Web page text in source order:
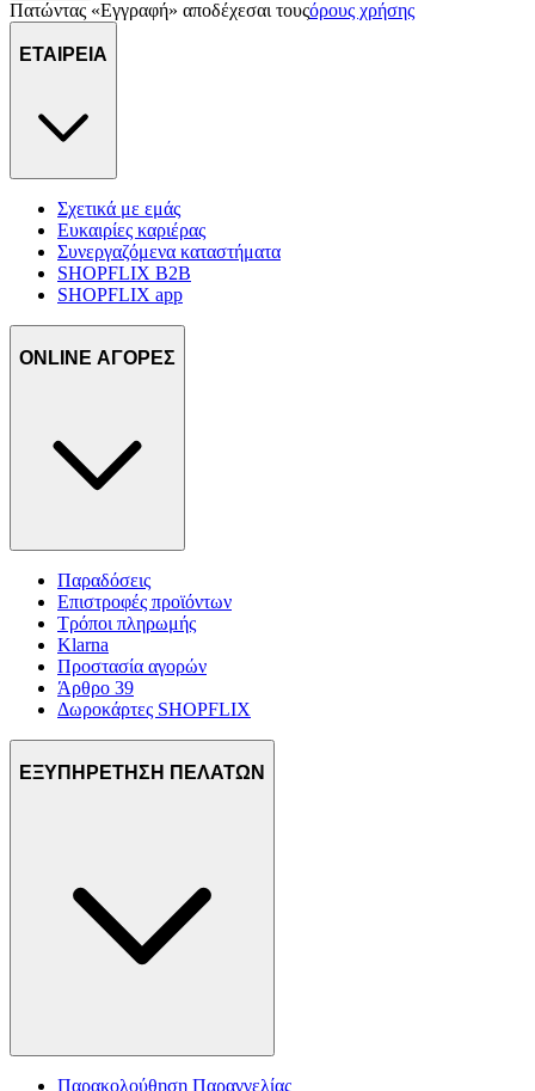
τοποθεσίας μας στους συνεργάτες μέσων κοινωνικής
Πατώντας «Εγγραφή» αποδέχεσαι τουςόρους χρήσης
ΕΤΑΙΡΕΙΑ
Σχετικά με εμάς
Ευκαιρίες καριέρας
Συνεργαζόμενα καταστήματα
SHOPFLIX B2B
SHOPFLIX app
ONLINE ΑΓΟΡΕΣ
Παραδόσεις
Επιστροφές προϊόντων
Τρόποι πληρωμής
Klarna
Προστασία αγορών
Άρθρο 39
Δωροκάρτες SHOPFLIX
ΕΞΥΠΗΡΕΤΗΣΗ ΠΕΛΑΤΩΝ
Παρακολούθηση Παραγγελίας